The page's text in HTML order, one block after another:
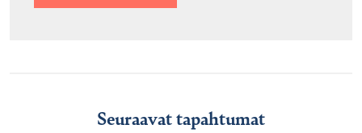
Seuraavat tapahtumat